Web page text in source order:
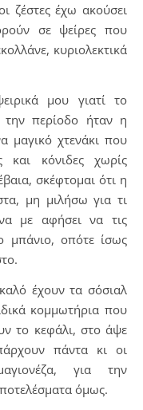
ζέστες έχω ακούσει
σε ψείρες που
κυριολεκτικά
μου γιατί το
την περίοδο ήταν η
μαγικό χτενάκι που
και κόνιδες χωρίς
σκέφτομαι ότι η
μη μιλήσω για τι
με αφήσει να τις
μπάνιο, οπότε ίσως
έχουν τα σόσιαλ
κομμωτήρια που
το κεφάλι, στο άψε
πάντα κι οι
για την
όμως.